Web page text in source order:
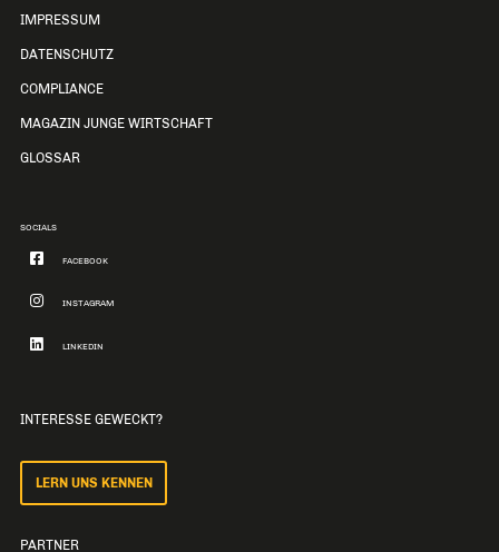
IMPRESSUM
DATENSCHUTZ
COMPLIANCE
MAGAZIN JUNGE WIRTSCHAFT
GLOSSAR
SOCIALS
FACEBOOK
INSTAGRAM
LINKEDIN
INTERESSE GEWECKT?
LERN UNS KENNEN
PARTNER